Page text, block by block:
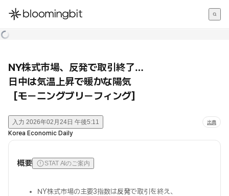
한국어
NY株式市場、反発で取引終了…
日中は気温上昇で暖かな陽気
［モーニングブリーフィング］
入力 2026年02月24日 午後5:11 出典
Korea Economic Daily
概要 STAT AIのご案内
NY株式市場の主要3指数は反発で取引を終え、